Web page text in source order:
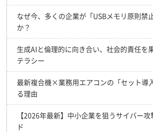
なぜ今、多くの企業が「USBメモリ原則禁
か？
生成AIと倫理的に向き合い、社会的責任を
テラシー
最新複合機×業務用エアコンの「セット導
る理由
【2026年最新】中小企業を狙うサイバー
ド